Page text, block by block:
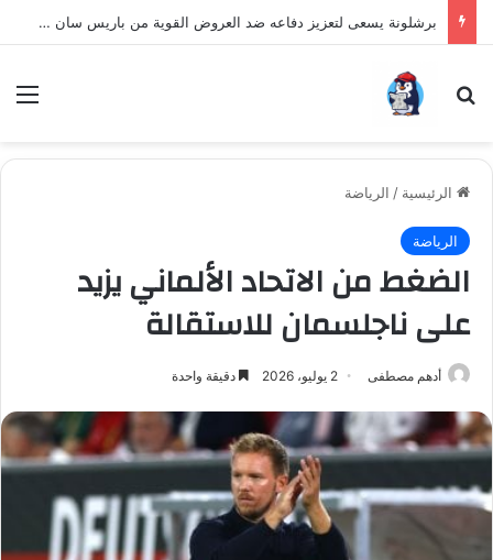
برشلونة يسعى لتعزيز دفاعه ضد العروض القوية من باريس سان جيرمان لنجم الأرجنتين
بحث عن
الرئيسية / الرياضة
الرياضة
الضغط من الاتحاد الألماني يزيد
على ناجلسمان للاستقالة
أدهم مصطفى 2 يوليو، 2026 دقيقة واحدة